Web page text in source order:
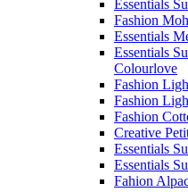
Essentials
Fashion
Essentials
Essentials
Colourlove
Fashion
Fashion
Fashion
Creative
Essentials
Essentials
Fahion